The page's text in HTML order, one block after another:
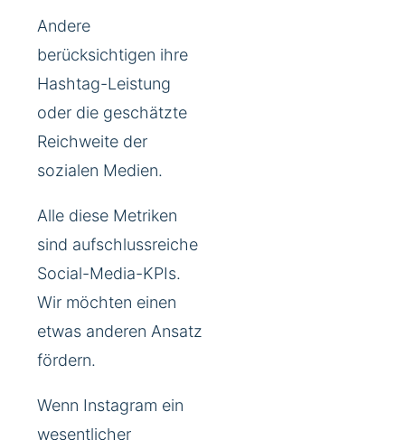
Andere
berücksichtigen ihre
Hashtag-Leistung
oder die geschätzte
Reichweite der
sozialen Medien.
Alle diese Metriken
sind aufschlussreiche
Social-Media-KPIs.
Wir möchten einen
etwas anderen Ansatz
fördern.
Wenn Instagram ein
wesentlicher